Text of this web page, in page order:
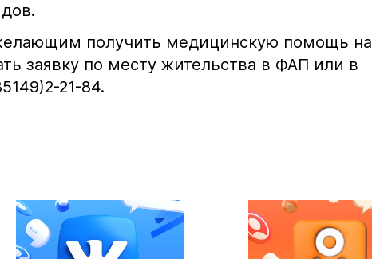
получить медицинскую помощь на
заявку по месту жительства в ФАП или в
21-84.